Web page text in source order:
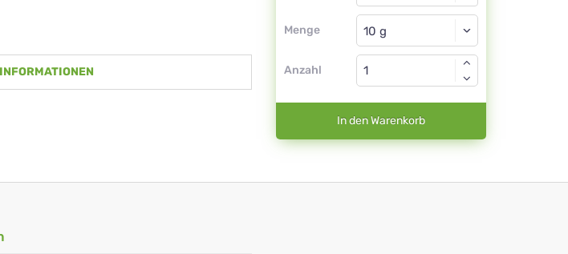
Menge
Globuli
Anzahl
In den Warenkorb